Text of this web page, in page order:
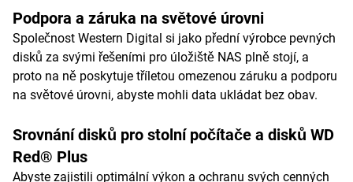
Podpora a záruka na světové úrovni
Společnost Western Digital si jako přední výrobce pevných
disků za svými řešeními pro úložiště NAS plně stojí, a
proto na ně poskytuje tříletou omezenou záruku a podporu
na světové úrovni, abyste mohli data ukládat bez obav.
Srovnání disků pro stolní počítače a disků WD
Red® Plus
Abyste zajistili optimální výkon a ochranu svých cenných